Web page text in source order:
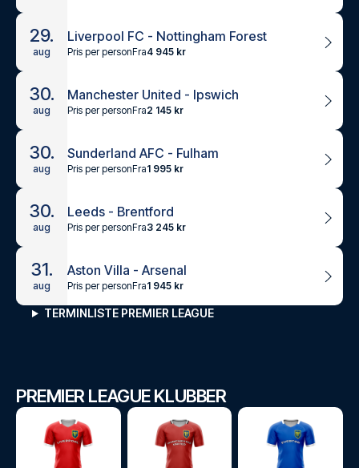
29.
aug
Liverpool FC - Nottingham Forest
Pris per personFra4 945 kr
30.
aug
Manchester United - Ipswich
Pris per personFra2 145 kr
30.
aug
Sunderland AFC - Fulham
Pris per personFra1 995 kr
30.
aug
Leeds - Brentford
Pris per personFra3 245 kr
31.
aug
Aston Villa - Arsenal
Pris per personFra1 945 kr
TERMINLISTE PREMIER LEAGUE
PREMIER LEAGUE KLUBBER